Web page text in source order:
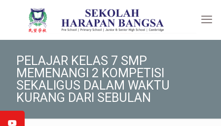
PELAJAR KELAS 7 SMP
MEMENANGI 2 KOMPETISI
SEKALIGUS DALAM WAKTU
KURANG DARI SEBULAN